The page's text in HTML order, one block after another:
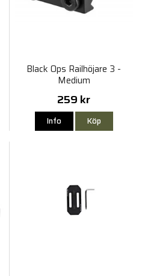
Black Ops Railhöjare 3 -
Medium
259 kr
Info Köp